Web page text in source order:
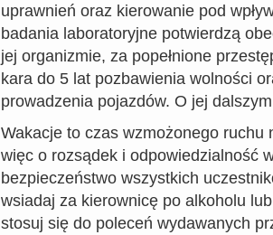
uprawnień oraz kierowanie pod
badania laboratoryjne potwierdzą
jej organizmie, za popełnione
kara do 5 lat pozbawienia wolności
prowadzenia pojazdów. O jej
Wakacje to czas wzmożonego ruchu
więc o rozsądek i odpowiedzialność
bezpieczeństwo wszystkich
wsiadaj za kierownicę po alkoholu
stosuj się do poleceń wydawanych